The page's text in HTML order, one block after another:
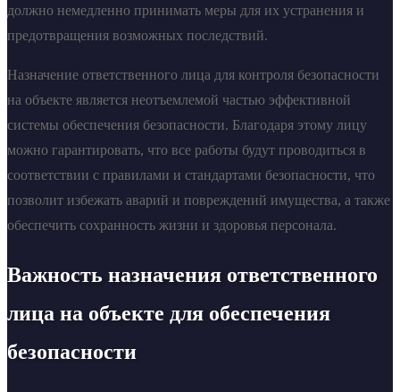
должно немедленно принимать меры для их устранения и
предотвращения возможных последствий.
Назначение ответственного лица для контроля безопасности
на объекте является неотъемлемой частью эффективной
системы обеспечения безопасности. Благодаря этому лицу
можно гарантировать, что все работы будут проводиться в
соответствии с правилами и стандартами безопасности, что
позволит избежать аварий и повреждений имущества, а также
обеспечить сохранность жизни и здоровья персонала.
Важность назначения ответственного
лица на объекте для обеспечения
безопасности